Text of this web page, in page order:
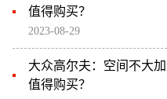
值得购买？
2023-08-29
大众高尔夫：空间不大
值得购买？